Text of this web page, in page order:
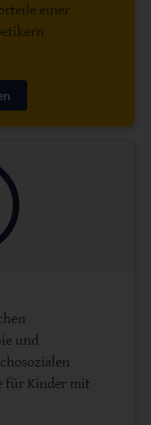
einer
und
für Kinder mit